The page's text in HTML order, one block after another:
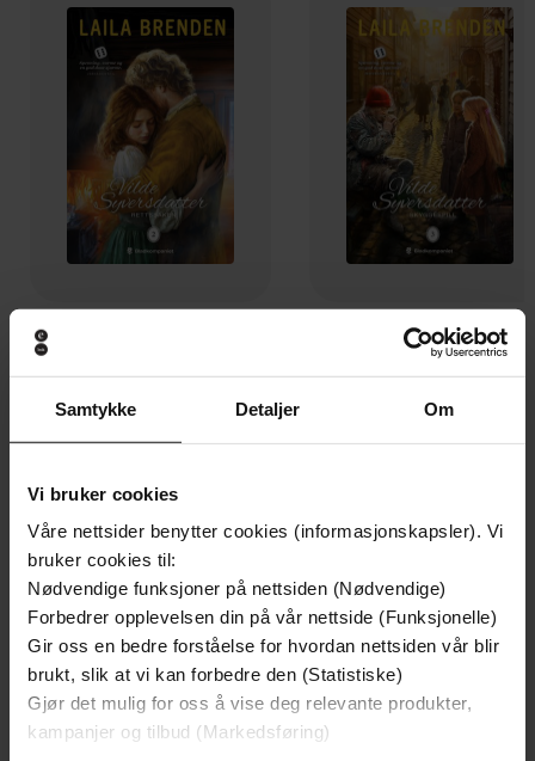
Samtykke Detaljer Om
Vi bruker cookies
Våre nettsider benytter cookies (informasjonskapsler). Vi
bruker cookies til:
Nødvendige funksjoner på nettsiden (Nødvendige)
Forbedrer opplevelsen din på vår nettside (Funksjonelle)
Gir oss en bedre forståelse for hvordan nettsiden vår blir
brukt, slik at vi kan forbedre den (Statistiske)
Gjør det mulig for oss å vise deg relevante produkter,
kampanjer og tilbud (Markedsføring)
EBOK
129,-
Skyggespill
EBOK
Andre har også kjøpt
Premium
Vinner av Rivertonprisen
Premium
Første gang på tilbud